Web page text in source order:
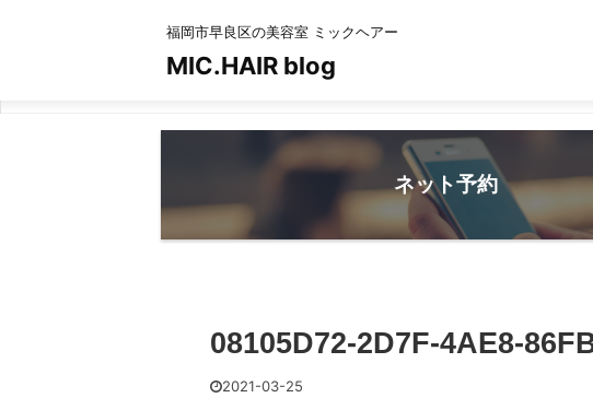
福岡市早良区の美容室 ミックヘアー
MIC.HAIR blog
ネット予約
08105D72-2D7F-4AE8-
2021-03-25